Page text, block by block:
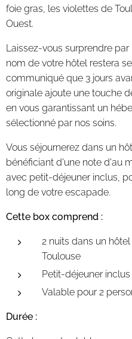
foie gras, les violettes de
Ouest.
Laissez-vous surprendre
nom de votre hôtel restera
communiqué que 3 jours
originale ajoute une touche
en vous garantissant un
sélectionné par nos soins.
Vous séjournerez dans un
bénéficiant d'une note d'au
avec petit-déjeuner inclus,
long de votre escapade.
Cette box comprend :
2 nuits dans un
Toulouse
Petit-déjeuner inclus
Valable pour 2
Durée :